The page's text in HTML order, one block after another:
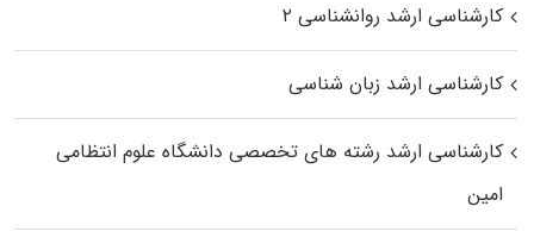
کارشناسی ارشد روانشناسی ۲
کارشناسی ارشد زبان شناسی
کارشناسی ارشد رﺷﺘﻪ ﻫﺎی تخصصی داﻧﺸﮕﺎه ﻋﻠﻮم انتظامی
اﻣﻴﻦ